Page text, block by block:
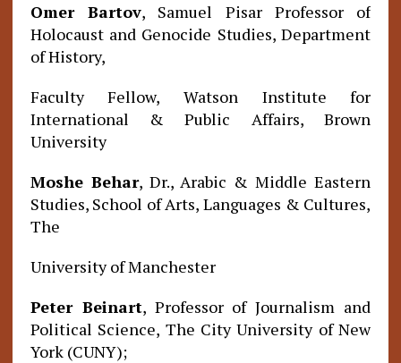
Omer Bartov, Samuel Pisar Professor of
Holocaust and Genocide Studies, Department
of History,
Faculty Fellow, Watson Institute for
International & Public Affairs, Brown
University
Moshe Behar, Dr., Arabic & Middle Eastern
Studies, School of Arts, Languages & Cultures,
The
University of Manchester
Peter Beinart, Professor of Journalism and
Political Science, The City University of New
York (CUNY);